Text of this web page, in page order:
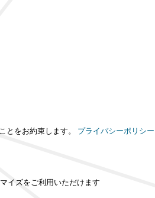
とをお約束します。 プライバシーポリシー
イズをご利用いただけます